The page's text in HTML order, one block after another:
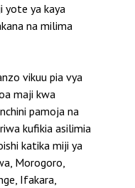
yote ya kaya
na milima
vikuu pia vya
maji kwa
pamoja na
kufikia asilimia
katika miji ya
Morogoro,
Ifakara,